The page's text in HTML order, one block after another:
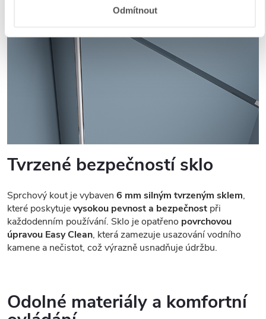
Odmítnout
Tvrzené bezpečností sklo
Sprchový kout je vybaven 6 mm silným tvrzeným sklem,
které poskytujevysokou pevnost a bezpečnost při
každodenním používání. Sklo je opatřeno povrchovou
úpravou Easy Clean, která zamezuje usazování vodního
kamene a nečistot, což výrazně usnadňuje údržbu.
Odolné materiály a komfortní